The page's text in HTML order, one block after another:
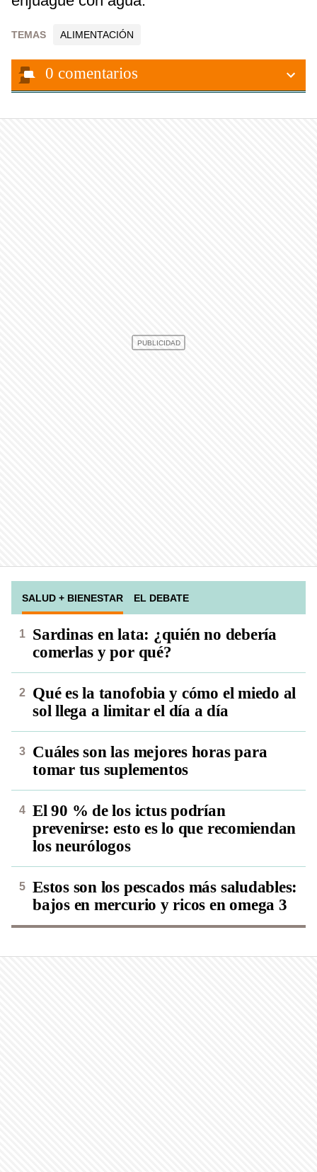
TEMAS ALIMENTACIÓN
0 comentarios
SALUD + BIENESTAR EL DEBATE
Sardinas en lata: ¿quién no debería
comerlas y por qué?
Qué es la tanofobia y cómo el miedo al
sol llega a limitar el día a día
Cuáles son las mejores horas para
tomar tus suplementos
El 90 % de los ictus podrían
prevenirse: esto es lo que recomiendan
los neurólogos
Estos son los pescados más saludables:
bajos en mercurio y ricos en omega 3